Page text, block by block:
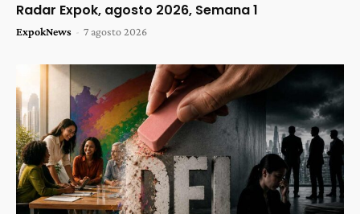
Radar Expok, agosto 2026, Semana 1
ExpokNews - 7 agosto 2026